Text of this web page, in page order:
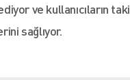
ve kullanıcıların
sağlıyor.